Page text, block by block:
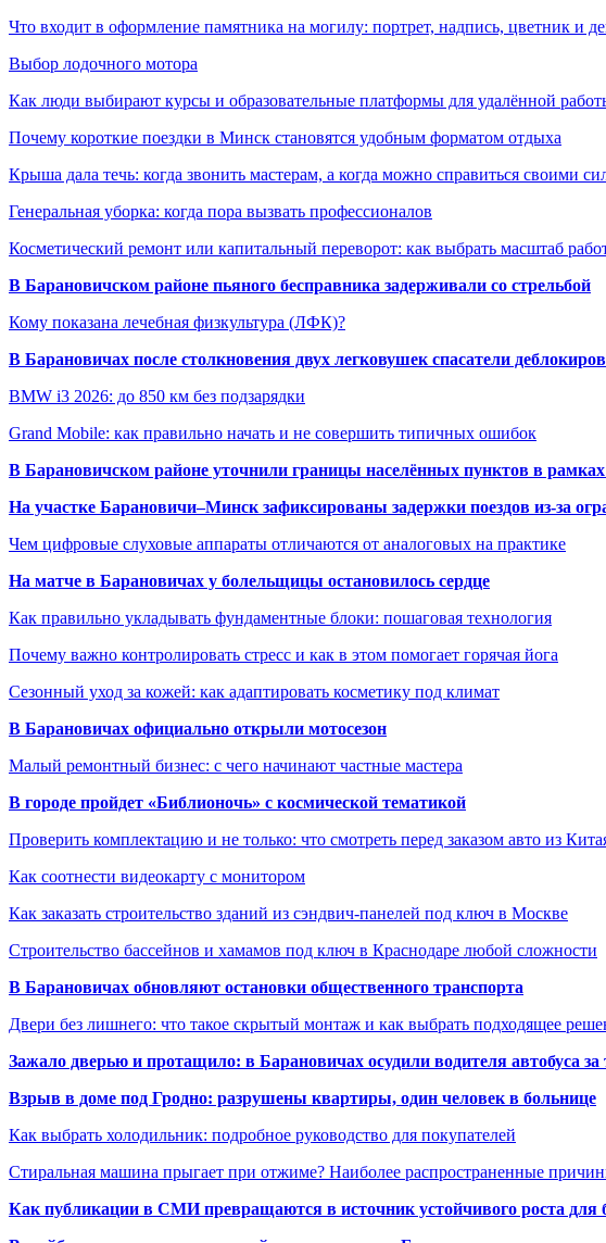
Что входит в оформление памятника на могилу: портрет, надпись, цветник и
Выбор лодочного мотора
Как люди выбирают курсы и образовательные платформы для удалённой
Почему короткие поездки в Минск становятся удобным форматом отдыха
Крыша дала течь: когда звонить мастерам, а когда можно справиться своими
Генеральная уборка: когда пора вызвать профессионалов
Косметический ремонт или капитальный переворот: как выбрать масштаб
В Барановичском районе пьяного бесправника задерживали со стрельбой
Кому показана лечебная физкультура (ЛФК)?
В Барановичах после столкновения двух легковушек спасатели
BMW i3 2026: до 850 км без подзарядки
Grand Mobile: как правильно начать и не совершить типичных ошибок
В Барановичском районе уточнили границы населённых пунктов в
На участке Барановичи–Минск зафиксированы задержки поездов из-за
Чем цифровые слуховые аппараты отличаются от аналоговых на практике
На матче в Барановичах у болельщицы остановилось сердце
Как правильно укладывать фундаментные блоки: пошаговая технология
Почему важно контролировать стресс и как в этом помогает горячая йога
Сезонный уход за кожей: как адаптировать косметику под климат
В Барановичах официально открыли мотосезон
Малый ремонтный бизнес: с чего начинают частные мастера
В городе пройдет «Библионочь» с космической тематикой
Проверить комплектацию и не только: что смотреть перед заказом авто из
Как соотнести видеокарту с монитором
Как заказать строительство зданий из сэндвич-панелей под ключ в Москве
Строительство бассейнов и хамамов под ключ в Краснодаре любой сложности
В Барановичах обновляют остановки общественного транспорта
Двери без лишнего: что такое скрытый монтаж и как выбрать подходящее
Зажало дверью и протащило: в Барановичах осудили водителя автобуса
Взрыв в доме под Гродно: разрушены квартиры, один человек в больнице
Как выбрать холодильник: подробное руководство для покупателей
Стиральная машина прыгает при отжиме? Наиболее распространенные
Как публикации в СМИ превращаются в источник устойчивого роста для